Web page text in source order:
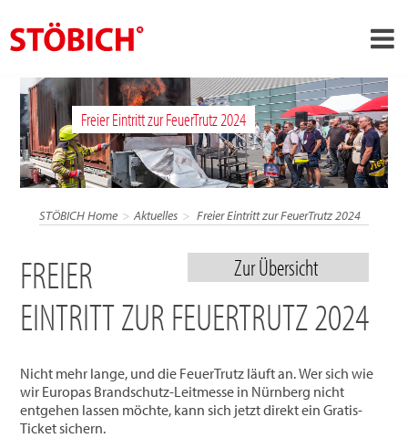
›
DE
›
Über uns
›
Lösungen
News
Jobs
Freier Eintritt zur FeuerTrutz 2024
STÖBICH Home Aktuelles Freier Eintritt zur FeuerTrutz 2024
Zur Übersicht
FREIER
EINTRITT ZUR FEUERTRUTZ 2024
Nicht mehr lange, und die FeuerTrutz läuft an. Wer sich wie
wir Europas Brandschutz-Leitmesse in Nürnberg nicht
entgehen lassen möchte, kann sich jetzt direkt ein Gratis-
Ticket sichern.